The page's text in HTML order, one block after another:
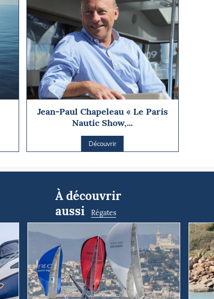
Jean-Paul Chapeleau « Le Paris
Nautic Show,...
Découvrir
À découvrir
aussi
Régates